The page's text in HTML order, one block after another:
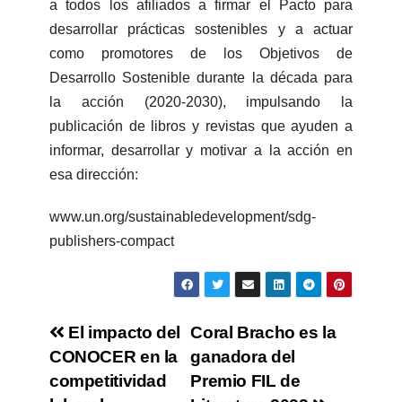
a todos los afiliados a firmar el Pacto para
desarrollar prácticas sostenibles y a actuar
como promotores de los Objetivos de
Desarrollo Sostenible durante la década para
la acción (2020-2030), impulsando la
publicación de libros y revistas que ayuden a
informar, desarrollar y motivar a la acción en
esa dirección:
www.un.org/sustainabledevelopment/sdg-
publishers-compact
Coral Bracho es la
ganadora del
Premio FIL de
El impacto del
CONOCER en la
competitividad